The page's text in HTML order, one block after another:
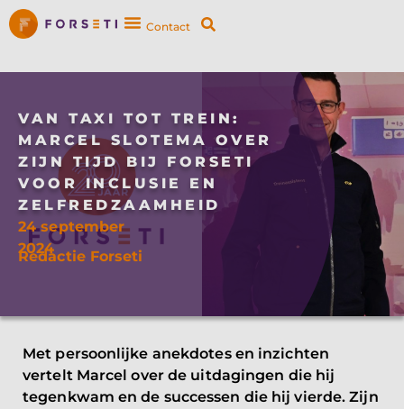
Contact
VAN TAXI TOT TREIN:
MARCEL SLOTEMA OVER
ZIJN TIJD BIJ FORSETI
VOOR INCLUSIE EN
ZELFREDZAAMHEID
24 september
2024
Redactie Forseti
Met persoonlijke anekdotes en inzichten
vertelt Marcel over de uitdagingen die hij
tegenkwam en de successen die hij vierde. Zijn